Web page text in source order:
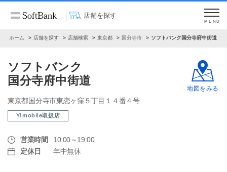
店舗を探す
MENU
ホーム 店舗を探す 店舗検索 東京都 国分寺市 ソフトバンク国分寺府中街道
ソフトバンク
国分寺府中街道
東京都国分寺市東恋ヶ窪５丁目１４番４号
Y!mobile取扱店
営業時間
10:00～19:00
定休日
年中無休
地図をみる